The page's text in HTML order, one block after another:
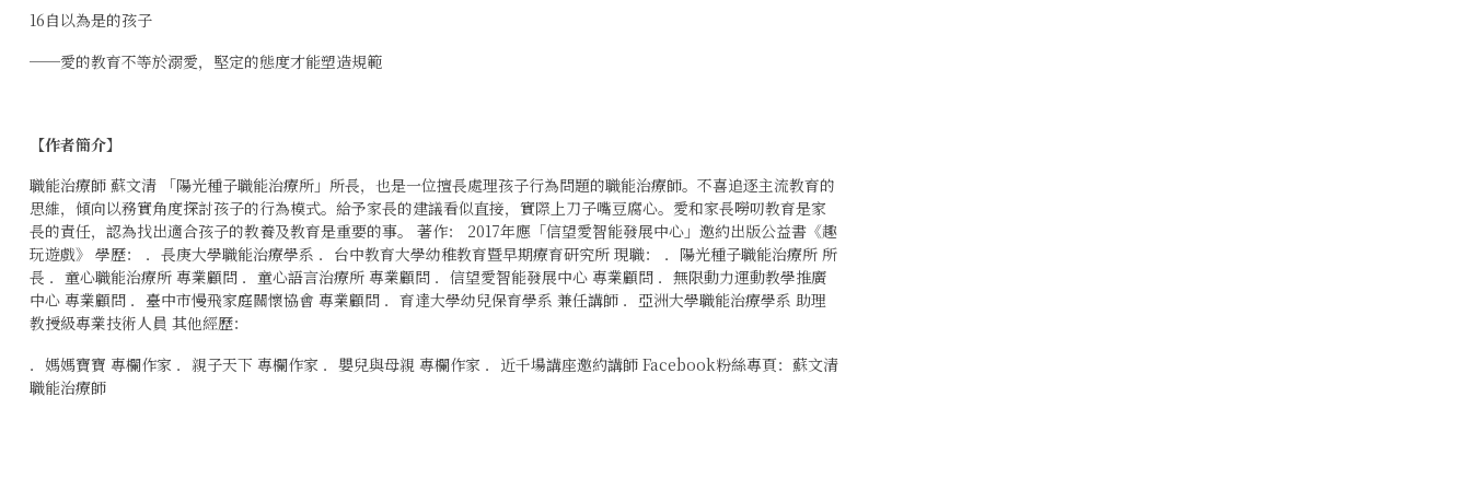
16自以為是的孩子
──愛的教育不等於溺愛，堅定的態度才能塑造規範
【作者簡介】
職能治療師 蘇文清 「陽光種子職能治療所」所長，也是一位擅長處理孩子行為問題的職能治療師。不喜追逐主流教育的
思維，傾向以務實角度探討孩子的行為模式。給予家長的建議看似直接，實際上刀子嘴豆腐心。愛和家長嘮叨教育是家
長的責任，認為找出適合孩子的教養及教育是重要的事。 著作： 2017年應「信望愛智能發展中心」邀約出版公益書《趣
玩遊戲》 學歷： ．長庚大學職能治療學系 ．台中教育大學幼稚教育暨早期療育研究所 現職： ．陽光種子職能治療所 所
長 ．童心職能治療所 專業顧問 ．童心語言治療所 專業顧問 ．信望愛智能發展中心 專業顧問 ．無限動力運動教學推廣
中心 專業顧問 ．臺中市慢飛家庭關懷協會 專業顧問 ．育達大學幼兒保育學系 兼任講師 ．亞洲大學職能治療學系 助理
教授級專業技術人員 其他經歷：
．媽媽寶寶 專欄作家 ．親子天下 專欄作家 ．嬰兒與母親 專欄作家 ．近千場講座邀約講師 Facebook粉絲專頁：蘇文清
職能治療師